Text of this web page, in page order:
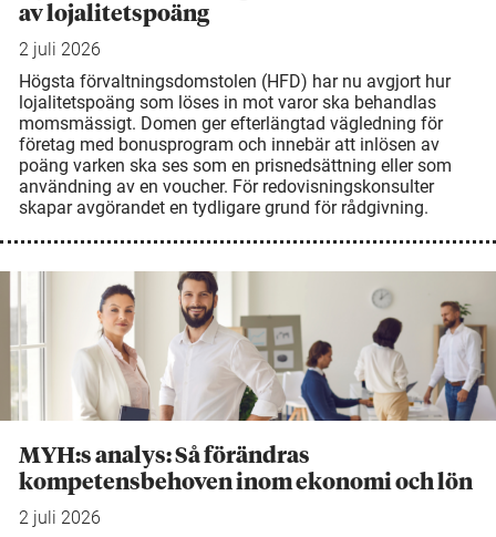
av lojalitetspoäng
2 juli 2026
Högsta förvaltningsdomstolen (HFD) har nu avgjort hur
lojalitetspoäng som löses in mot varor ska behandlas
momsmässigt. Domen ger efterlängtad vägledning för
företag med bonusprogram och innebär att inlösen av
poäng varken ska ses som en prisnedsättning eller som
användning av en voucher. För redovisningskonsulter
skapar avgörandet en tydligare grund för rådgivning.
MYH:s analys: Så förändras
kompetensbehoven inom ekonomi och lön
2 juli 2026